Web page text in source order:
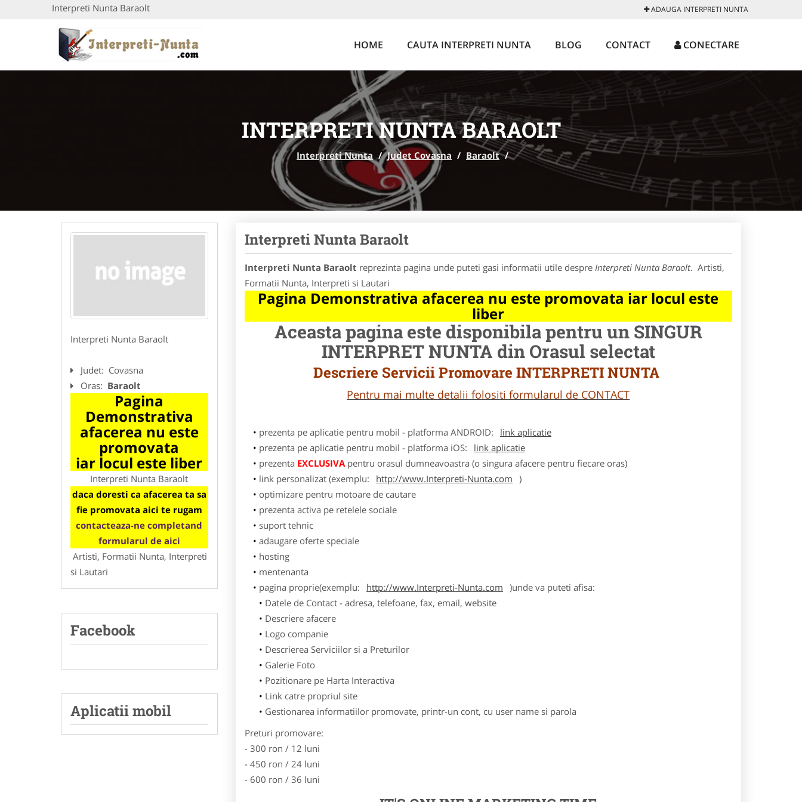
Interpreti Nunta Baraolt ADAUGA INTERPRETI NUNTA
HOME CAUTA INTERPRETI NUNTA BLOG CONTACT CONECTARE
INTERPRETI NUNTA BARAOLT
Interpreti Nunta / Judet Covasna / Baraolt /
Interpreti Nunta Baraolt
Judet: Covasna
Oras: Baraolt
Pagina
Demonstrativa
afacerea nu este
promovata
iar locul este liber
Interpreti Nunta Baraolt
daca doresti ca afacerea ta sa
fie promovata aici te rugam
contacteaza-ne completand
formularul de aici
Artisti, Formatii Nunta, Interpreti
si Lautari
Facebook
Aplicatii mobil
Interpreti Nunta Baraolt
Interpreti Nunta Baraolt reprezinta pagina unde puteti gasi informatii utile despre Interpreti Nunta Baraolt. Artisti,
Formatii Nunta, Interpreti si Lautari
Pagina Demonstrativa afacerea nu este promovata iar locul este
liber
Aceasta pagina este disponibila pentru un SINGUR
INTERPRET NUNTA din Orasul selectat
Descriere Servicii Promovare INTERPRETI NUNTA
Pentru mai multe detalii folositi formularul de CONTACT
prezenta pe aplicatie pentru mobil - platforma ANDROID:
link aplicatie
prezenta pe aplicatie pentru mobil - platforma iOS:
link aplicatie
prezenta EXCLUSIVApentru orasul dumneavoastra (o singura afacere pentru fiecare oras)
link personalizat (exemplu:
http://www.Interpreti-Nunta.com )
optimizare pentru motoare de cautare
prezenta activa pe retelele sociale
suport tehnic
adaugare oferte speciale
hosting
mentenanta
pagina proprie(exemplu:
http://www.Interpreti-Nunta.com )unde va puteti afisa:
Datele de Contact - adresa, telefoane, fax, email, website
Descriere afacere
Logo companie
Descrierea Serviciilor si a Preturilor
Galerie Foto
Pozitionare pe Harta Interactiva
Link catre propriul site
Gestionarea informatiilor promovate, printr-un cont, cu user name si parola
Preturi promovare:
- 300 ron / 12 luni
- 450 ron / 24 luni
- 600 ron / 36 luni